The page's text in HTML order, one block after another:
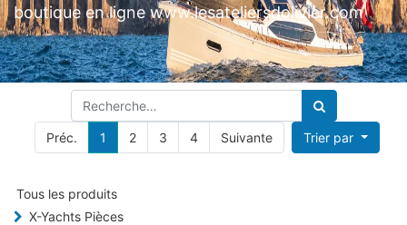
boutique en ligne www.lesateliersdolivier.com
Préc. 1 2 3 4 Suivante Trier par
Tous les produits
X-Yachts Pièces